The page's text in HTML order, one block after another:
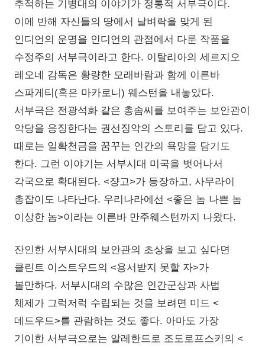
추적하는 기병대의 이야기가 정통적 서부극이다.
이에 반해 자신들의 땅에서 날벼락을 맞게 된
인디언의 운명을 인디언의 관점에서 다룬 작품을
수정주의 서부극이라고 한다. 이탈리아의 세르지오
레오네 감독은 황량한 모래바람과 함께 이른바
스파게티(혹은 마카로니) 웨스턴을 내놓았다.
서부극은 전광석화 같은 총솜씨를 보여주는 보안관이
악당을 응징한다는 권선징악의 스토리를 담고 있다.
때로는 일확천금을 꿈꾸는 인간의 욕망을 담기도
한다. 그런 이야기는 서부시대 미국을 벗어나서
각국으로 확대된다. <쟝고>가 등장하고, 사무라이
총잡이도 나타난다. 우리나라에선 <좋은 놈 나쁜 놈
이상한 놈>이라는 이른바 만주웨스턴까지 나왔다.
잔인한 서부시대의 보안관의 초상을 보고 싶다면
클린트 이스트우드의 <용서받지 못할 자>가
볼만하다. 서부시대의 수많은 인간군상과 사법
체제가 그럭저럭 수립되는 것을 보려면 미드 <
데드우드>를 관람하는 것도 좋다. 아마도 가장
기이한 서부극으로는 알레한드로 조도로프스키의 <